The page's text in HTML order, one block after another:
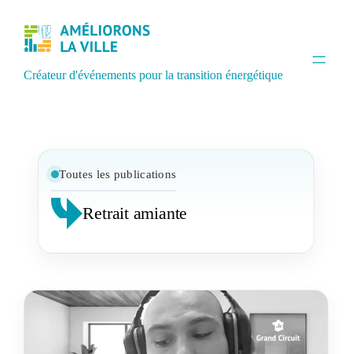
Créateur d'événements pour la transition énergétique
Toutes les publications
Retrait amiante